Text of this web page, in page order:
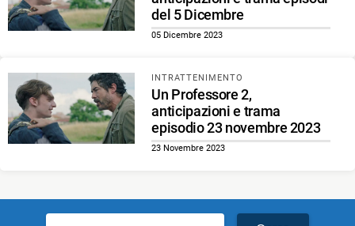
del 5 Dicembre
05 Dicembre 2023
INTRATTENIMENTO
Un Professore 2,
anticipazioni e trama
episodio 23 novembre 2023
23 Novembre 2023